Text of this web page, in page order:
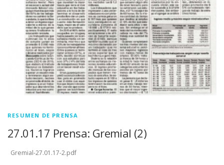
RESUMEN DE PRENSA
27.01.17 Prensa: Gremial (2)
Gremial-27.01.17-2.pdf